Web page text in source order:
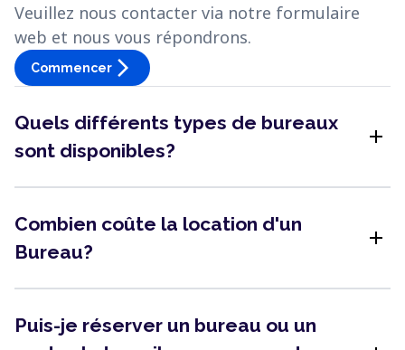
Veuillez nous contacter via notre formulaire
web et nous vous répondrons.
Commencer arrow_forward_ios
Quels différents types de bureaux
sont disponibles?
add
Combien coûte la location d'un
Bureau?
add
Puis-je réserver un bureau ou un